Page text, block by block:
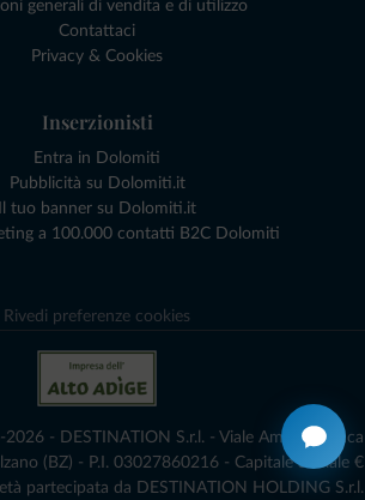
generali di vendita e di utilizzo
Contattaci
Privacy & Cookies
Inserzionisti
Entra in Dolomiti
Pubblicità su Dolomiti.it
Il tuo banner su Dolomiti.it
a 100.000 contatti B2C Dolomiti
Rivedi preferenze cookies
- DESTINATION S.r.l. - Viale Amedeo Duca
(BZ) - P.I. 03027860216 - Capitale Sociale €
partecipata da DESTINATION HOLDING S.r.l.